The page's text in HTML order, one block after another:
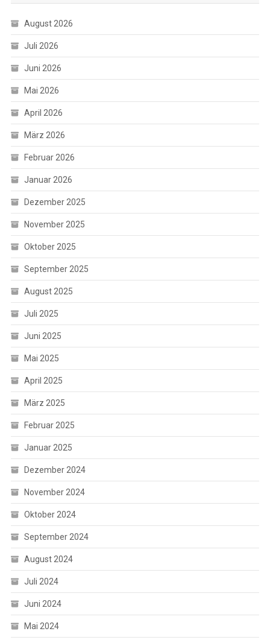
August 2026
Juli 2026
Juni 2026
Mai 2026
April 2026
März 2026
Februar 2026
Januar 2026
Dezember 2025
November 2025
Oktober 2025
September 2025
August 2025
Juli 2025
Juni 2025
Mai 2025
April 2025
März 2025
Februar 2025
Januar 2025
Dezember 2024
November 2024
Oktober 2024
September 2024
August 2024
Juli 2024
Juni 2024
Mai 2024